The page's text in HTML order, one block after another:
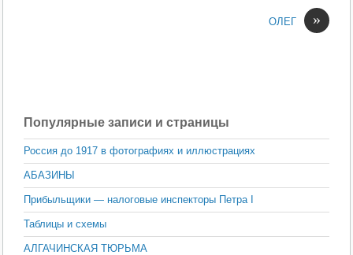
»
ОЛЕГ
Популярные записи и страницы
Россия до 1917 в фотографиях и иллюстрациях
АБАЗИНЫ
Прибыльщики — налоговые инспекторы Петра I
Таблицы и схемы
АЛГАЧИНСКАЯ ТЮРЬМА